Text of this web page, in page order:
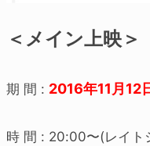
＜メイン上映＞
期 間 : 2016年11月12
時 間 : 20:00〜(レイト